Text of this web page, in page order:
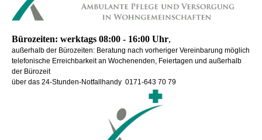
Bürozeiten: werktags 08:00 - 16:00 Uhr,
außerhalb der Bürozeiten: Beratung nach vorheriger Vereinbarung möglich
telefonische Erreichbarkeit an Wochenenden, Feiertagen und außerhalb
der Bürozeit
über das 24-Stunden-Notfallhandy 0171-643 70 79